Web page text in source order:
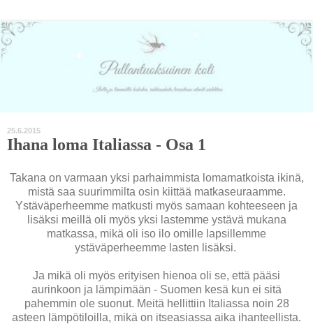
25.6.2015
Ihana loma Italiassa - Osa 1
Takana on varmaan yksi parhaimmista lomamatkoista ikinä,
mistä saa suurimmilta osin kiittää matkaseuraamme.
Ystäväperheemme matkusti myös samaan kohteeseen ja
lisäksi meillä oli myös yksi lastemme ystävä mukana
matkassa, mikä oli iso ilo omille lapsillemme
ystäväperheemme lasten lisäksi.
Ja mikä oli myös erityisen hienoa oli se, että pääsi
aurinkoon ja lämpimään - Suomen kesä kun ei sitä
pahemmin ole suonut. Meitä hellittiin Italiassa noin 28
asteen lämpötiloilla, mikä on itseasiassa aika ihanteellista.